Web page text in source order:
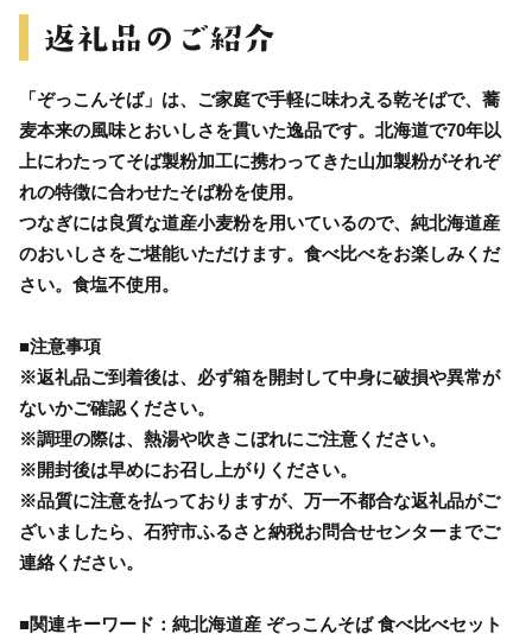
「ぞっこんそば」は、ご家庭で手軽に味わえる乾そばで、蕎
麦本来の風味とおいしさを貫いた逸品です。北海道で70年以
上にわたってそば製粉加工に携わってきた山加製粉がそれぞ
れの特徴に合わせたそば粉を使用。
つなぎには良質な道産小麦粉を用いているので、純北海道産
のおいしさをご堪能いただけます。食べ比べをお楽しみくだ
さい。食塩不使用。
■注意事項
※返礼品ご到着後は、必ず箱を開封して中身に破損や異常が
ないかご確認ください。
※調理の際は、熱湯や吹きこぼれにご注意ください。
※開封後は早めにお召し上がりください。
※品質に注意を払っておりますが、万一不都合な返礼品がご
ざいましたら、石狩市ふるさと納税お問合せセンターまでご
連絡ください。
■関連キーワード：純北海道産 ぞっこんそば 食べ比べセット